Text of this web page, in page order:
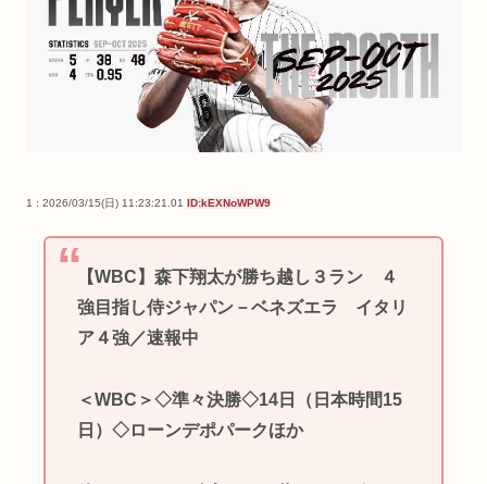
1 : 2026/03/15(日) 11:23:21.01 ID:kEXNoWPW9
【WBC】森下翔太が勝ち越し３ラン ４
強目指し侍ジャパン－ベネズエラ イタリ
ア４強／速報中
＜WBC＞◇準々決勝◇14日（日本時間15
日）◇ローンデポパークほか